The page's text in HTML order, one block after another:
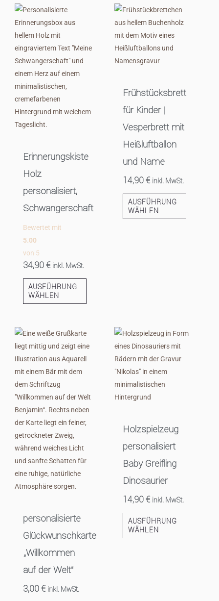
Erinnerungskiste
Holz
personalisiert,
Schwangerschaft
Bewertet mit
5.00
von 5
34,90€ inkl. MwSt.
AUSFÜHRUNG
WÄHLEN
Frühstücksbrett
für Kinder |
Vesperbrett mit
Heißluftballon
und Name
14,90€ inkl. MwSt.
AUSFÜHRUNG
WÄHLEN
personalisierte
Glückwunschkarte
„Willkommen
auf der Welt“
3,00€ inkl. MwSt.
Holzspielzeug
personalisiert
Baby Greifling
Dinosaurier
14,90€ inkl. MwSt.
AUSFÜHRUNG
WÄHLEN